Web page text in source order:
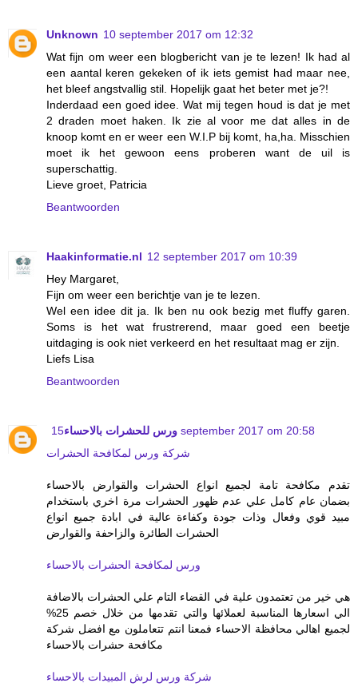
Unknown 10 september 2017 om 12:32
Wat fijn om weer een blogbericht van je te lezen! Ik had al
een aantal keren gekeken of ik iets gemist had maar nee,
het bleef angstvallig stil. Hopelijk gaat het beter met je?!
Inderdaad een goed idee. Wat mij tegen houd is dat je met
2 draden moet haken. Ik zie al voor me dat alles in de
knoop komt en er weer een W.I.P bij komt, ha,ha. Misschien
moet ik het gewoon eens proberen want de uil is
superschattig.
Lieve groet, Patricia
Beantwoorden
Haakinformatie.nl 12 september 2017 om 10:39
Hey Margaret,
Fijn om weer een berichtje van je te lezen.
Wel een idee dit ja. Ik ben nu ook bezig met fluffy garen.
Soms is het wat frustrerend, maar goed een beetje
uitdaging is ook niet verkeerd en het resultaat mag er zijn.
Liefs Lisa
Beantwoorden
ورس للحشرات بالاحساء 15 september 2017 om 20:58
شركة ورس لمكافحة الحشرات
تقدم مكافحة تامة لجميع انواع الحشرات والقوارض بالاحساء
بضمان عام كامل علي عدم ظهور الحشرات مرة اخري باستخدام
مبيد قوي وفعال وذات جودة وكفاءة عالية في ابادة جميع انواع
الحشرات الطائرة والزاحفة والقوارض
ورس لمكافحة الحشرات بالاحساء
هي خير من تعتمدون علية في القضاء التام علي الحشرات بالاضافة
الي اسعارها المناسبة لعملائها والتي تقدمها من خلال خصم 25%
لجميع اهالي محافظة الاحساء فمعنا انتم تتعاملون مع افضل شركة
مكافحة حشرات بالاحساء
شركة ورس لرش المبيدات بالاحساء